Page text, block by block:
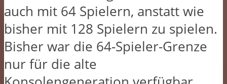
auch mit 64 Spielern, anstatt wie
bisher mit 128 Spielern zu spielen.
Bisher war die 64-Spieler-Grenze
nur für die alte